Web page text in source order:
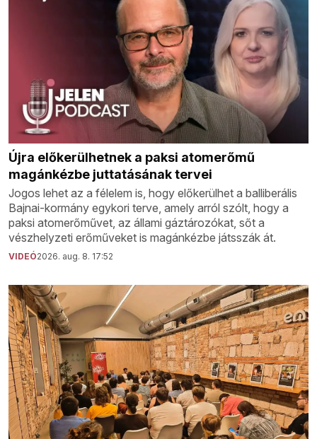
Újra előkerülhetnek a paksi atomerőmű
magánkézbe juttatásának tervei
Jogos lehet az a félelem is, hogy előkerülhet a balliberális
Bajnai-kormány egykori terve, amely arról szólt, hogy a
paksi atomerőművet, az állami gáztározókat, sőt a
vészhelyzeti erőműveket is magánkézbe játsszák át.
VIDEÓ2026. aug. 8. 17:52